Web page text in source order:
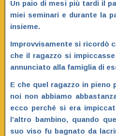
Un paio di mesi più tardi il
miei seminari e durante la
insieme.
Improvvisamente si ricordò
che il ragazzo si
annunciato alla famiglia di
E che quel ragazzo in pieno
noi non abbiamo
ecco perché si era
l’altro bambino, quando
suo viso fu bagnato da